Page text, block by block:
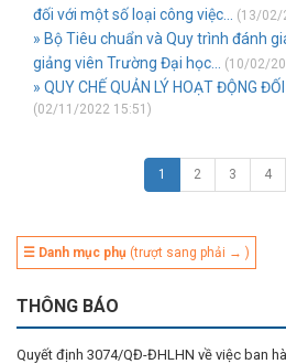
đối với một số loại công việc...
(13/02/
» Bộ Tiêu chuẩn và Quy trình đánh
giảng viên Trường Đại học...
(10/02/
» QUY CHẾ QUẢN LÝ HOẠT ĐỘNG
(02/11/2022 15:51)
1 2 3 4
☰ Danh mục phụ (trượt sang phải → )
THÔNG BÁO
Quyết định 3074/QĐ-ĐHLHN về việc ban